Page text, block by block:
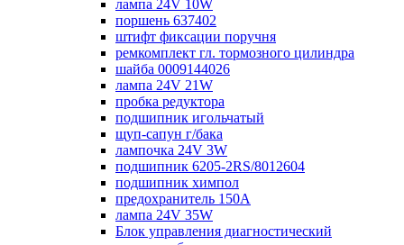
лампа 24V 10W
поршень 637402
штифт фиксации поручня
ремкомплект гл. тормозного цилиндра
шайба 0009144026
лампа 24V 21W
пробка редуктора
подшипник игольчатый
щуп-сапун г/бака
лампочка 24V 3W
подшипник 6205-2RS/8012604
подшипник химпол
предохранитель 150А
лампа 24V 35W
Блок управления диагностический